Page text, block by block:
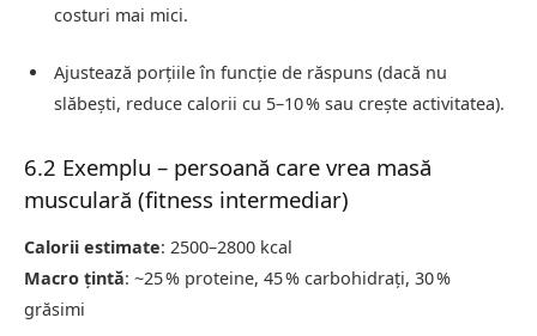
costuri mai mici.
Ajustează porțiile în funcție de răspuns (dacă nu
slăbești, reduce calorii cu 5–10 % sau crește activitatea).
6.2 Exemplu – persoană care vrea masă
musculară (fitness intermediar)
Calorii estimate: 2500–2800 kcal
Macro țintă: ~25 % proteine, 45 % carbohidrați, 30 %
grăsimi